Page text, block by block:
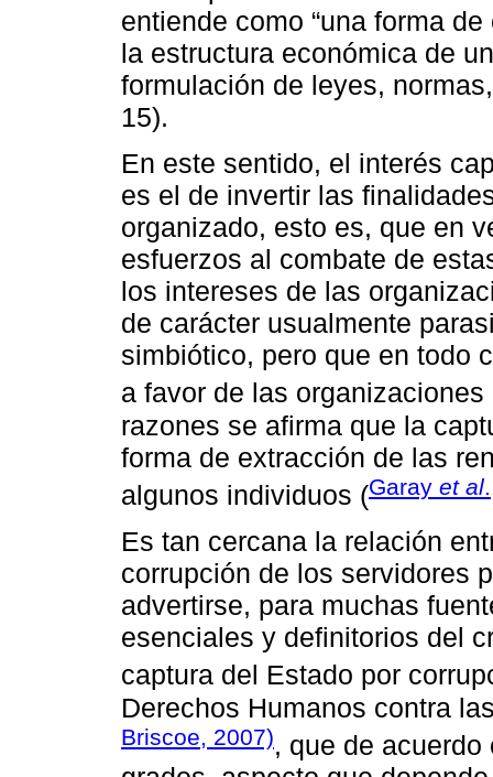
entiende como “una forma
la estructura económica de
formulación de leyes,
15).
En este sentido, el interés
es el de invertir las
organizado, esto es, que en
esfuerzos al combate de
los intereses de las
de carácter usualmente
simbiótico, pero que en todo
a favor de las
razones se afirma que la
forma de extracción de las
algunos individuos (Garay et al
Es tan cercana la relación
corrupción de los servidores
advertirse, para muchas
esenciales y definitorios del
captura del Estado por
Derechos Humanos contra
Briscoe, 2007), que de